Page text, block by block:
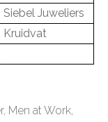
Siebel Juweliers
Kruidvat
Men at Work,